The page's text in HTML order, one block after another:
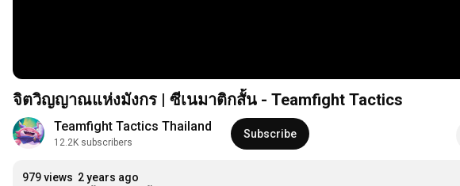
จิตวิญญาณแห่งมังกร | ซีเนมาติกสั้น - Teamfight Tactics
Teamfight Tactics Thailand
12.2K subscribers
Subscribe
979 views 2 years ago